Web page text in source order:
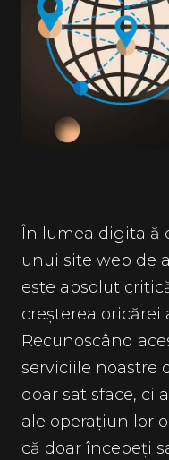
În lumea digitală
unui site web de
este absolut
creșterea oricărei
Recunoscând
serviciile noastre
doar satisface, ci
ale operațiunilor
că doar începeți